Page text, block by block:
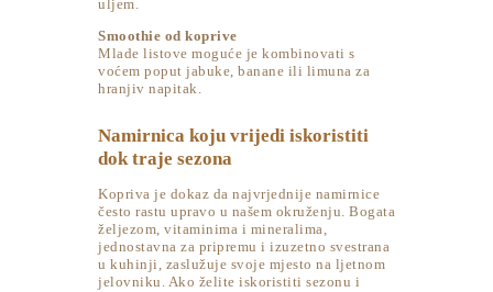
uljem.
Smoothie od koprive
Mlade listove moguće je kombinovati s
voćem poput jabuke, banane ili limuna za
hranjiv napitak.
Namirnica koju vrijedi iskoristiti
dok traje sezona
Kopriva je dokaz da najvrjednije namirnice
često rastu upravo u našem okruženju. Bogata
željezom, vitaminima i mineralima,
jednostavna za pripremu i izuzetno svestrana
u kuhinji, zaslužuje svoje mjesto na ljetnom
jelovniku. Ako želite iskoristiti sezonu i